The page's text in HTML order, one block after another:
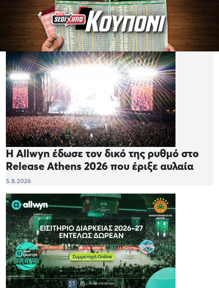
Η Allwyn έδωσε τον δικό της ρυθμό στο
Release Athens 2026 που έριξε αυλαία
5.8.2026